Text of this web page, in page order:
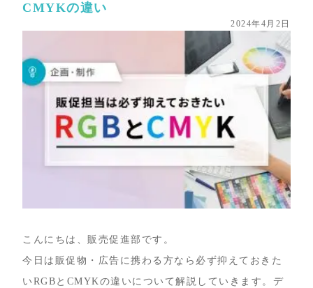
CMYKの違い
2024年4月2日
こんにちは、販売促進部です。
今日は販促物・広告に携わる方なら必ず抑えておきた
いRGBとCMYKの違いについて解説していきます。デ